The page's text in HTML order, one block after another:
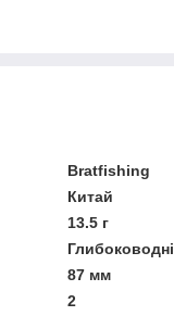
Bratfishing
Китай
13.5 г
Глибоководні
87 мм
2